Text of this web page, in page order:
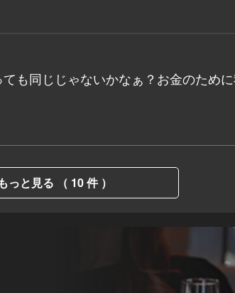
も同じじゃないかなぁ？お金のため
もっと見る （ 10 件 ）